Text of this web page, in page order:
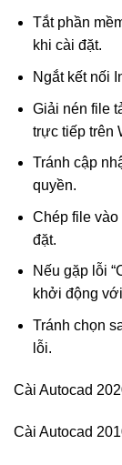
Tắt phần
khi cài đặt.
Ngắt kết nối
Giải nén file
trực tiếp trên
Tránh cập
quyền.
Chép file
đặt.
Nếu gặp lỗi
khởi động
Tránh chọn
lỗi.
Cài Autocad
Cài Autocad